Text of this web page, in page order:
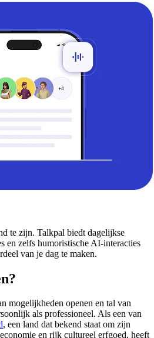
te zijn. Talkpal biedt dagelijkse
en zelfs humoristische AI-interacties
van je dag te maken.
mogelijkheden openen en tal van
als professioneel. Als een van
, een land dat bekend staat om zijn
en rijk cultureel erfgoed, heeft